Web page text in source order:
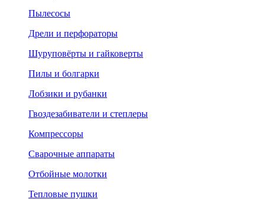
Пылесосы
Дрели и перфораторы
Шуруповёрты и гайковерты
Пилы и болгарки
Лобзики и рубанки
Гвоздезабиватели и степлеры
Компрессоры
Сварочные аппараты
Отбойные молотки
Тепловые пушки